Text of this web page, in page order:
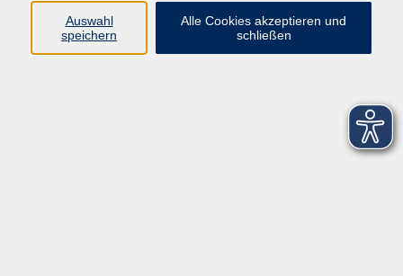
Auswahl
speichern
Alle Cookies akzeptieren und
schließen